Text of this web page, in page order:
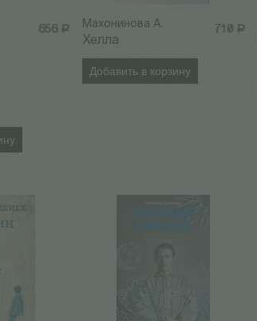
656 Р 710 Р
Махонинова А.
Хелла
Добавить в корзину